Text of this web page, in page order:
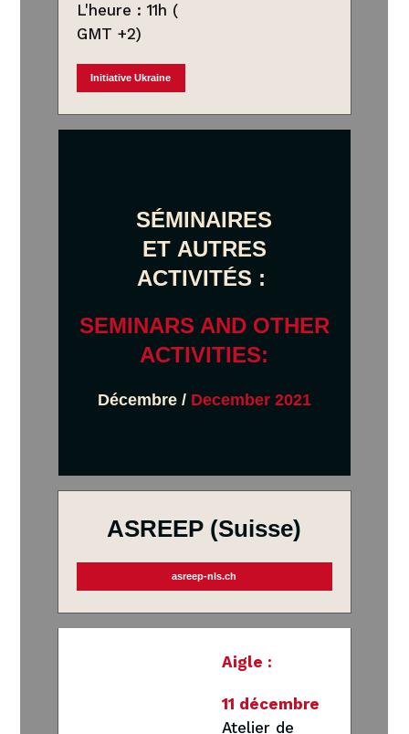
L'heure : 11h (
GMT +2)
Initiative Ukraine
SÉMINAIRES
ET AUTRES
ACTIVITÉS :
SEMINARS AND OTHER
ACTIVITIES:
Décembre / December2021
ASREEP (Suisse)
asreep-nls.ch
Aigle :
11 décembre
Atelier de